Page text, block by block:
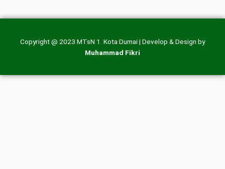
Copyright @ 2023 MTsN 1 Kota Dumai | Develop & Design by
Muhammad Fikri